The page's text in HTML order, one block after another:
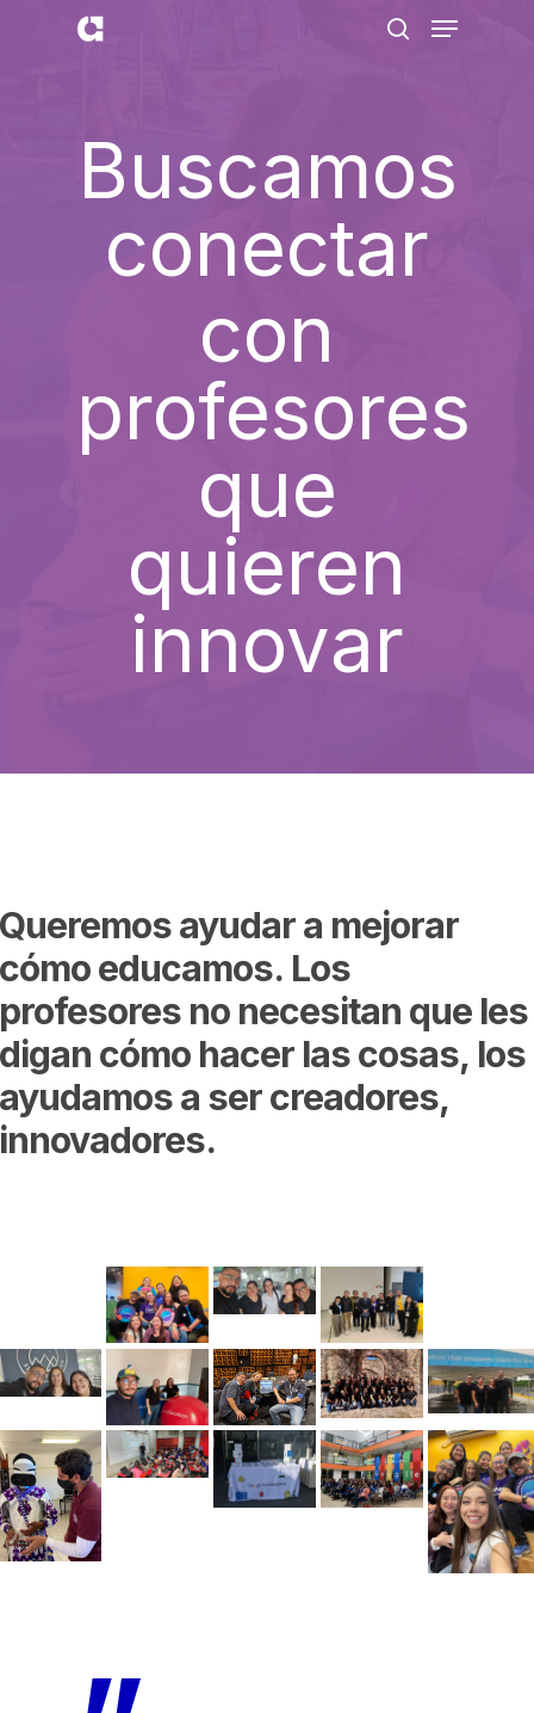
Menu
Buscamos
conectar
con
profesores
que
quieren
innovar
Queremosayudara mejorar
cómoeducamos. Los
profesores no necesitan que les
digan cómo hacer lascosas, los
ayudamosa sercreadores,
innovadores.